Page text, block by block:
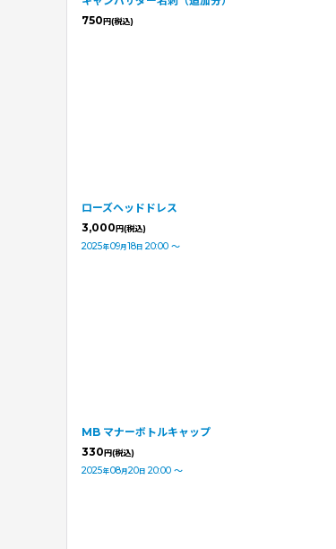
750円(税込)
ローズヘッドドレス
3,000円(税込)
2025年09月18日 20:00 ～
MB マナーボトルキャップ
330円(税込)
2025年08月20日 20:00 ～